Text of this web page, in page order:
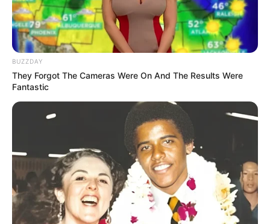
Serem! 9 Chat Ojek Online &
Pelanggan Ini Bikin Auto
Merinding
Bikin Ngakak, 10 Potret
Cosplay Murah Pakai Bahan
Seadanya
BUZZDAY
They Forgot The Cameras Were On And The Results Were
Fantastic